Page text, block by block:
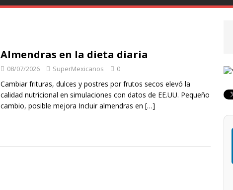
Almendras en la dieta diaria
08/07/2026 SuperMexicanos 0
Cambiar frituras, dulces y postres por frutos secos elevó la
calidad nutricional en simulaciones con datos de EE.UU. Pequeño
cambio, posible mejora Incluir almendras en […]